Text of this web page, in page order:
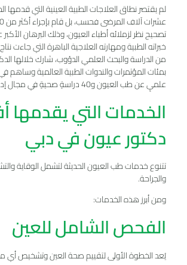
لم يقتصر نطاق العلاجات الطبية العينية التي قدمها
تصحيح نظر لزملائه أطباء العيون، وذلك البرهان
خبراته الطبية ومهارته العلاجية الباهرة التي جاءت
من الدراسة والبحث العلمي الدؤوب، شارك خلالها
علميٍ عن طب العيون و40 دراسةٍ صحيةٍ في مجال إدارة الغذاء والدواء.
الخدمات التي
دكتور عيون في دبي
تتنوع خدمات طب العيون الحديثة لتشمل الوقاية
والجراحة.
ومن أبرز هذه الخدمات:
الفحص الشامل للعين
يُعد الخطوة الأولى لتقييم صحة العين وتشخيص أي